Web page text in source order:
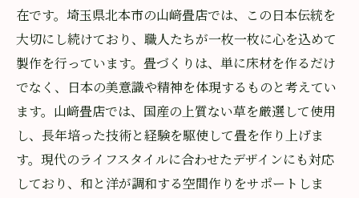
在です。埼玉県北本市の山﨑畳店では、この日本伝統を
大切にし続けており、職人たちが一枚一枚に心を込めて
製作を行っています。畳づくりは、単に床材を作るだけ
でなく、日本の美意識や精神を体現するものと考えてい
ます。山﨑畳店では、国産の上質ない草を厳選して使用
し、長年培った技術と経験を駆使して畳を作り上げま
す。現代のライフスタイルに合わせたデザインにも対応
しており、和と洋が調和する空間作りをサポートしま